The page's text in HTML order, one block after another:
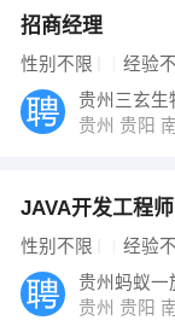
招商经理
性别不限 经验
贵州三玄生
贵州 贵阳
JAVA开发工程师
性别不限 经验
贵州蚂蚁一
贵州 贵阳